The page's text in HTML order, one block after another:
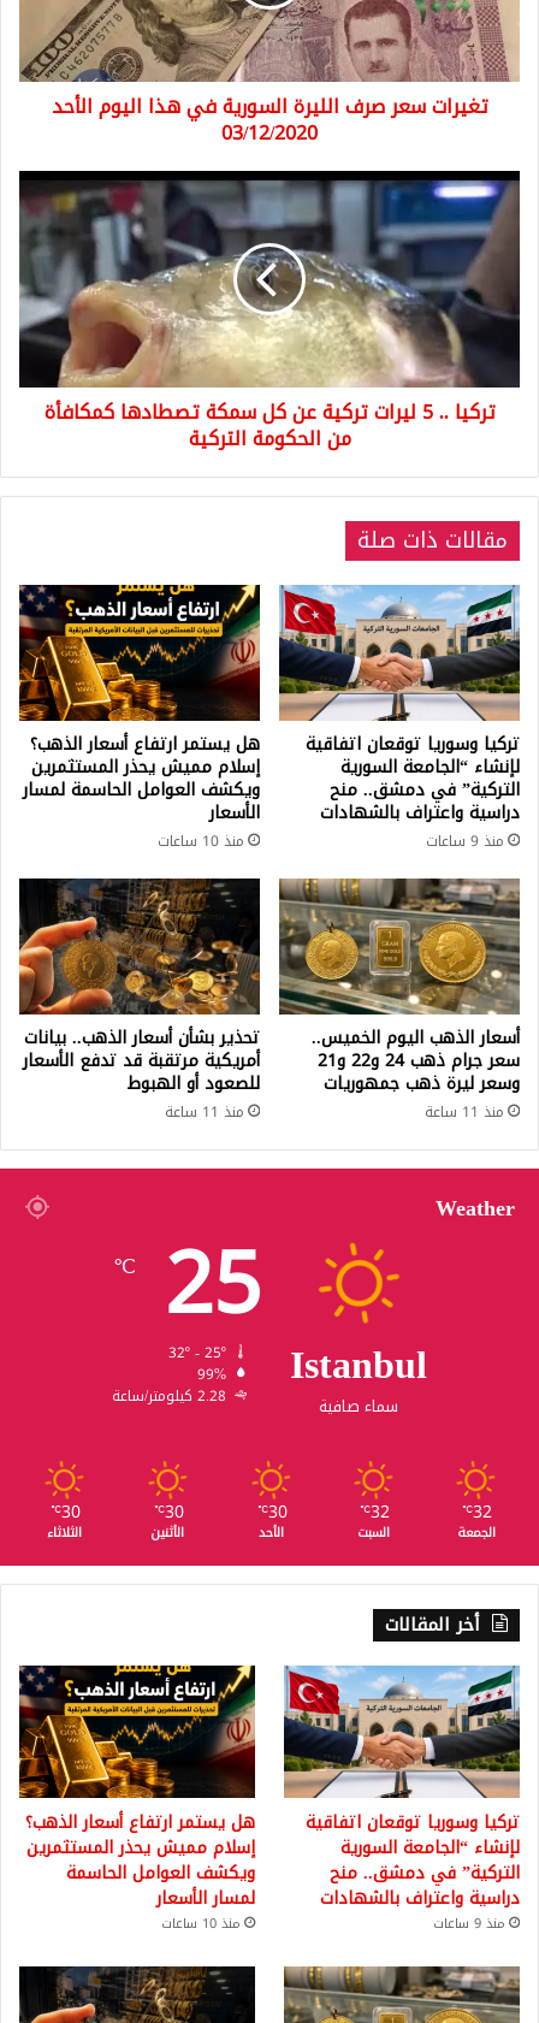
هذا
اليوم
الأحد
03/12/2020
تغيرات سعر صرف الليرة السورية في هذا اليوم الأحد
03/12/2020
تركيا
عن
سمكة
تصطادها
كمكافأة
التركية
تركيا .. 5 ليرات تركية عن كل سمكة تصطادها كمكافأة
من الحكومة التركية
مقالات ذات صلة
تركيا وسوريا توقعان اتفاقية
لإنشاء “الجامعة السورية
التركية” في دمشق.. منح
دراسية واعتراف بالشهادات
منذ 9 ساعات
هل يستمر ارتفاع أسعار الذهب؟
إسلام مميش يحذر المستثمرين
ويكشف العوامل الحاسمة لمسار
الأسعار
منذ 10 ساعات
أسعار الذهب اليوم الخميس..
سعر جرام ذهب 24 و22 و21
وسعر ليرة ذهب جمهوريات
منذ 11 ساعة
تحذير بشأن أسعار الذهب.. بيانات
أمريكية مرتقبة قد تدفع الأسعار
للصعود أو الهبوط
منذ 11 ساعة
Weather
Istanbul
سماء صافية
25
℃
99%
2.28 كيلومتر/ساعة
32
℃
الجمعة
32
℃
السبت
30
℃
الأحد
30
℃
الأثنين
30
℃
الثلاثاء
أخر المقالات
تركيا وسوريا توقعان اتفاقية
لإنشاء “الجامعة السورية
التركية” في دمشق.. منح
دراسية واعتراف بالشهادات
منذ 9 ساعات
هل يستمر ارتفاع أسعار الذهب؟
إسلام مميش يحذر المستثمرين
ويكشف العوامل الحاسمة
لمسار الأسعار
منذ 10 ساعات